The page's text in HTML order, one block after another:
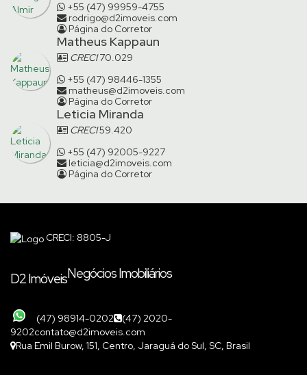
+55 (47) 99959-4755
rodrigo@d2imoveis.com
Página do Corretor
Matheus Kappaun
CRECI70.029
+55 (47) 98446-1355
matheus@d2imoveis.com
Página do Corretor
Leticia Miranda
CRECI59.420
+55 (47) 92005-9227
leticia@d2imoveis.com
Página do Corretor
CRECI: 8805-J
D2 ImóveisNegócios Imobiliários
(47) 98914-0202
(47) 2020-
9202contato@d2imoveis.com
Rua Emil Burow, 151 Centro Jaraguá do Sul SC Brasil